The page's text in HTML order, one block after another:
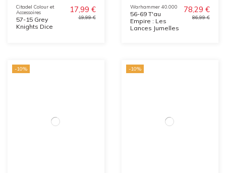
Citadel Colour et
Accessoires
57-15 Grey
Knights Dice
17,99 €
19,99 €
Warhammer 40.000
56-69 T'au
Empire : Les
Lances Jumelles
78,29 €
86,99 €
-10% -10%